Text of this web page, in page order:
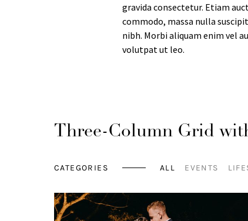
gravida consectetur. Etiam
commodo, massa nulla
nibh. Morbi aliquam enim vel
volutpat ut leo.
Three-Column Grid
CATEGORIES ALL EVENTS